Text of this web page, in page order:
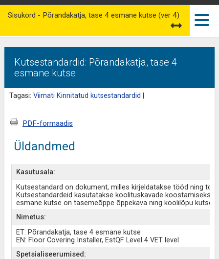
Kutsestandardid: Põrandakatja, tase 4
esmane kutse
Tagasi: Viimati Kinnitatud kutsestandardid
Sisukord - Põrandakatja, tase 4 esmane kutse (ver 4)
PDF-formaadis
Üldandmed
Kasutusala:
Kutsestandard on dokument, milles kirjeldatakse tööd ning
Kutsestandardeid kasutatakse koolituskavade koostamiseks
esmane kutse on tasemeõppe õppekava ning koolilõpu kutse
Nimetus:
ET: Põrandakatja, tase 4 esmane kutse
EN: Floor Covering Installer, EstQF Level 4 VET level
Spetsialiseerumised: